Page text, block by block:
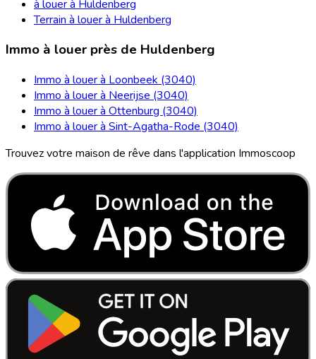
à louer à Huldenberg
Terrain à louer à Huldenberg
Immo à louer près de Huldenberg
Immo à louer à Loonbeek (3040)
Immo à louer à Neerijse (3040)
Immo à louer à Ottenburg (3040)
Immo à louer à Sint-Agatha-Rode (3040)
Trouvez votre maison de rêve dans l'application Immoscoop